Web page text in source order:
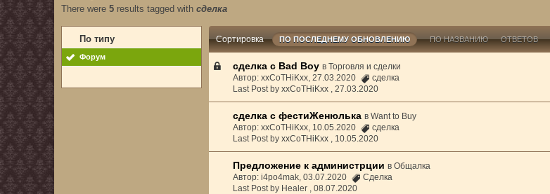
There were5 results tagged withсделка
По типу
Форум
Сортировка ПО ПОСЛЕДНЕМУ ОБНОВЛЕНИЮ ПО НАЗВАНИЮ ОТВЕТОВ
сделка с Bad Boy вТорговля и сделки
Автор: xxCoTHiKxx, 27.03.2020
сделка
Last Post by xxCoTHiKxx ,27.03.2020
сделка с фестиЖенюлька вWant to Buy
Автор: xxCoTHiKxx, 10.05.2020
сделка
Last Post by xxCoTHiKxx , 10.05.2020
Предложение к администрции вОбщалка
Автор: i4po4mak, 03.07.2020
Сделка
Last Post by Healer ,08.07.2020